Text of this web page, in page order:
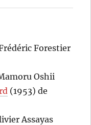
Forestier
Oshii
(1953) de
Assayas